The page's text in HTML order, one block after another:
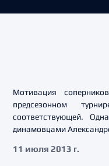
Мотивация
предсезонном
соответствующей.
динамовцами
11 июля 2013 г.